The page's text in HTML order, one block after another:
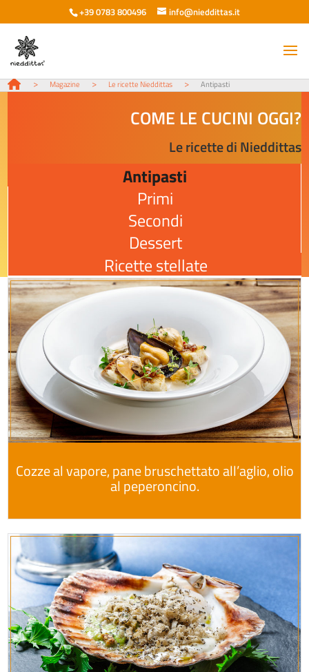
+39 0783 800496 info@nieddittas.it
> Magazine > Le ricette Nieddittas > Antipasti
COME LE CUCINI OGGI?
Le ricette di Nieddittas
Antipasti
Primi
Secondi
Dessert
Ricette stellate
Cozze al vapore, pane bruschettato all’aglio, olio
al peperoncino.